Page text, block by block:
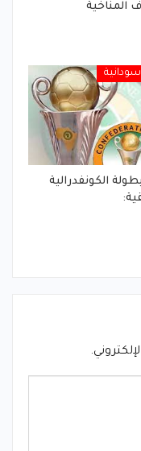
المناخية
الكونفدرالية